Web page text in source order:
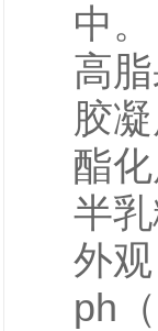
中。
高
胶
酯
半
外
ph